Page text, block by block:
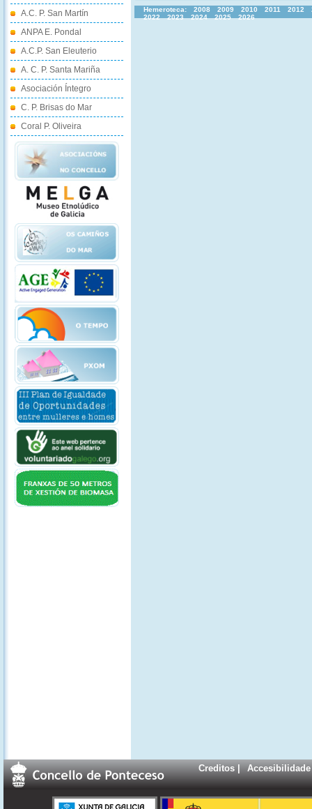
A.C. P. San Martín
ANPA E. Pondal
A.C.P. San Eleuterio
A. C. P. Santa Mariña
Asociación Íntegro
C. P. Brisas do Mar
Coral P. Oliveira
Hemeroteca: 2008 2009 2010 2011 2012
2022
2023 2024 2025 2026
Creditos| Accesibilidade